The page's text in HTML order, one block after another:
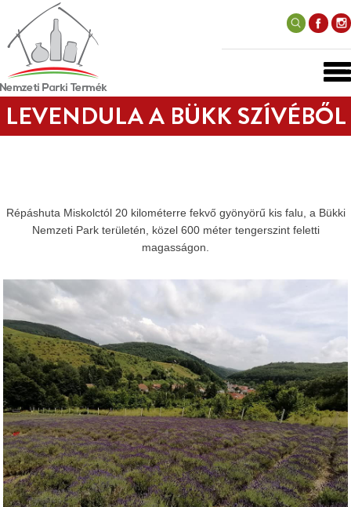
LEVENDULA A BÜKK SZÍVÉBŐL
Répáshuta Miskolctól 20 kilométerre fekvő gyönyörű kis falu, a Bükki
Nemzeti Park területén, közel 600 méter tengerszint feletti
magasságon.